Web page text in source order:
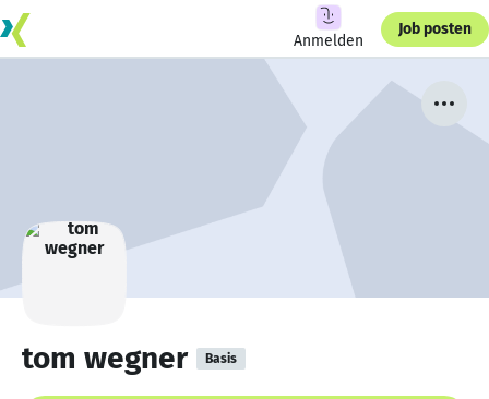
Anmelden
Job posten
tom wegner Basis